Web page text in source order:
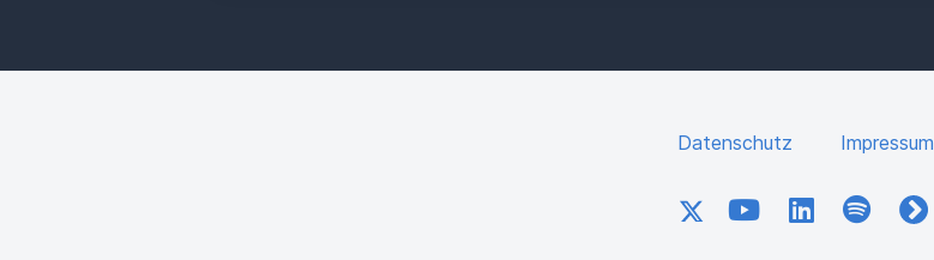
Datenschutz Impressum
X YouTubeLinkedInSpotifyfyyd